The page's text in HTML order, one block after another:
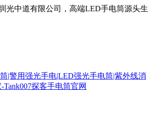
光中道有限公司，高端LED手电筒源头生